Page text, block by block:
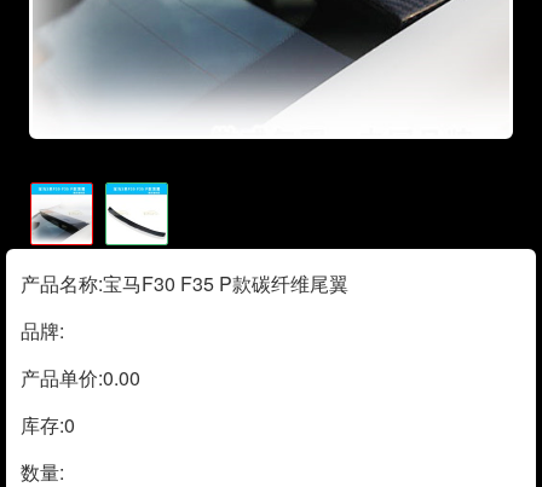
产品名称:宝马F30 F35 P款碳纤维尾翼
品牌:
产品单价:0.00
库存:0
数量: